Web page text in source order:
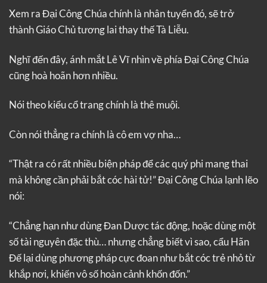
Xem ra Đại Công Chúa chính là nhân tuyển đó, sẽ trở
thành Giáo Chủ tương lai thay thế Tà Liễu.
Nghĩ đến đây, ánh mắt Lê Vĩ nhìn về phía Đại Công Chúa
cũng hoà hoãn hơn nhiều.
Nói theo kiểu cổ trang chính là thê muội.
Còn nói thẳng ra chính là cô em vợ nha…
“Thật ra có rất nhiều biện pháp để các quý phi mang thai
mà không cần phải bắt cóc hài tử!” Đại Công Chúa lạnh lẽo
nói:
“Chẳng hạn như dùng Đan Dược tác động, hoặc dùng một
số tài nguyên đặc thù… nhưng chẳng biết vì sao, cẩu Hãn
Đế lại dùng phương pháp cực đoan như bắt cóc trẻ nhỏ từ
khắp nơi, khiến vô số hoàn cảnh khốn đốn.”